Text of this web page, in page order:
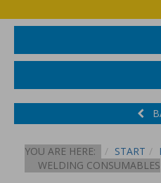
YOU ARE HERE: START
WELDING CONSUMABLES